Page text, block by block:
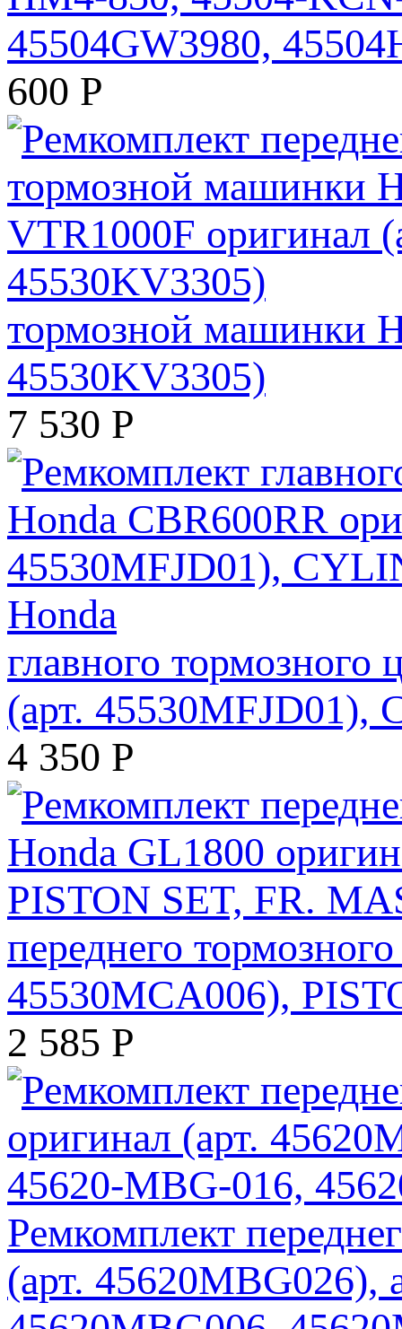
45504GW3980,
600 Р
тормозной машинки
45530KV3305)
7 530 Р
главного
(арт. 45530MFJD01),
4 350 Р
переднего
45530MCA006),
2 585 Р
Ремкомплект
(арт. 45620MBG026),